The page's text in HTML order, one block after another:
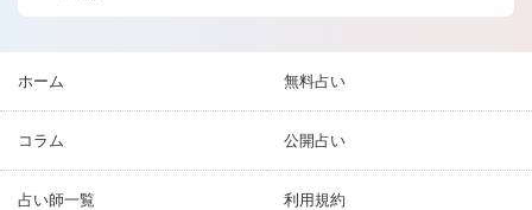
ホーム 無料占い
コラム 公開占い
占い師一覧 利用規約